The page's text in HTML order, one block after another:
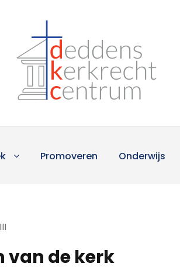
Promoveren Onderwijs
van de kerk